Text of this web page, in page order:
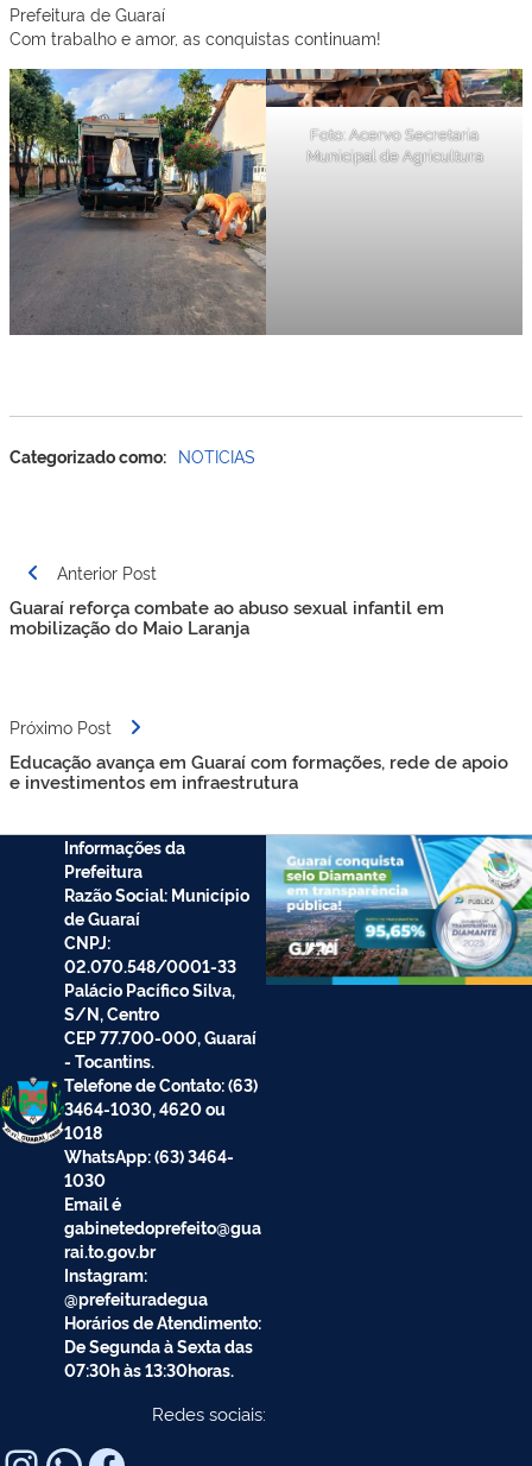
Prefeitura de Guaraí
Com trabalho e amor, as conquistas continuam!
Foto: Acervo Secretaria
Municipal de Agricultura
Categorizado como: NOTICIAS
Anterior Post
Guaraí reforça combate ao abuso sexual infantil em
mobilização do Maio Laranja
Próximo Post
Educação avança em Guaraí com formações, rede de apoio
e investimentos em infraestrutura
Informações da
Prefeitura
Razão Social: Município
de Guaraí
CNPJ:
02.070.548/0001-33
Palácio Pacífico Silva,
S/N, Centro
CEP 77.700-000, Guaraí
- Tocantins.
Telefone de Contato: (63)
3464-1030, 4620 ou
1018
WhatsApp: (63) 3464-
1030
Email é
gabinetedoprefeito@gua
rai.to.gov.br
Instagram:
@prefeituradegua
Horários de Atendimento:
De Segunda à Sexta das
07:30h às 13:30horas.
Redes sociais: